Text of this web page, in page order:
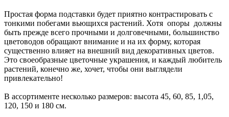
Простая форма подставки будет приятно контрастировать с
тонкими побегами вьющихся растений. Хотя опоры должны
быть прежде всего прочными и долговечными, большинство
цветоводов обращают внимание и на их форму, которая
существенно влияет на внешний вид декоративных цветов.
Это своеобразные цветочные украшения, и каждый любитель
растений, конечно же, хочет, чтобы они выглядели
привлекательно!
В ассортименте несколько размеров: высота 45, 60, 85, 1,05,
120, 150 и 180 см.